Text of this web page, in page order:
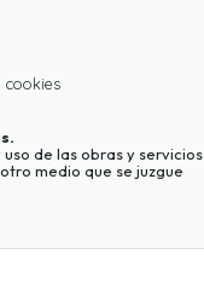
cookies
uso de las obras y servicios
medio que se juzgue